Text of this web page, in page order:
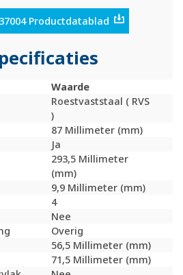
Productdatablad
Waarde
Roestvaststaal ( RVS
)
87 Millimeter (mm)
Ja
293,5 Millimeter
(mm)
9,9 Millimeter (mm)
4
Nee
Overig
56,5 Millimeter (mm)
71,5 Millimeter (mm)